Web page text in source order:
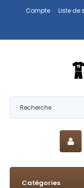
Compte Liste de
Catégories